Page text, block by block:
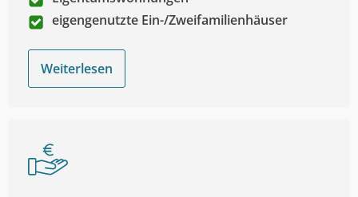
eigengenutzte Ein-/Zweifamilienhäuser
Weiterlesen